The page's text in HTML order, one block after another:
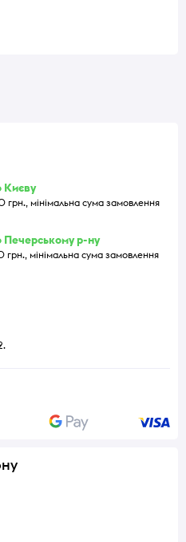
Києву
мінімальна сума замовлення
Печерському р-ну
мінімальна сума замовлення